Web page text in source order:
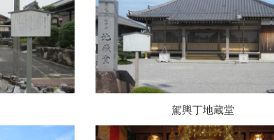
駕輿丁地蔵堂